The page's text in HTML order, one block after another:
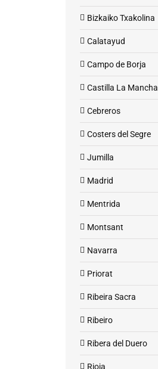
Bizkaiko Txakolina
Calatayud
Campo de Borja
Castilla La Mancha
Cebreros
Costers del Segre
Jumilla
Madrid
Mentrida
Montsant
Navarra
Priorat
Ribeira Sacra
Ribeiro
Ribera del Duero
Rioja